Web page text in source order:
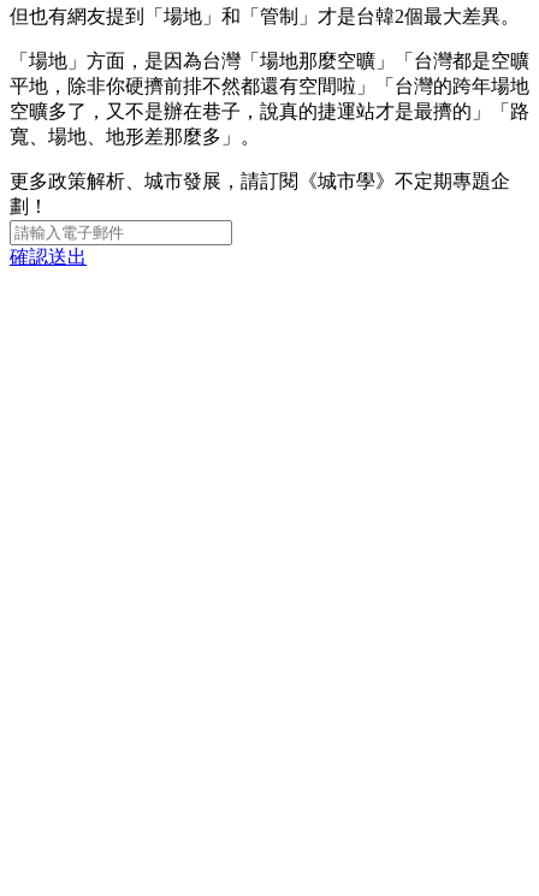
但也有網友提到「場地」和「管制」才是台韓2個最大差異。
「場地」方面，是因為台灣「場地那麼空曠」「台灣都是空曠
平地，除非你硬擠前排不然都還有空間啦」「台灣的跨年場地
空曠多了，又不是辦在巷子，說真的捷運站才是最擠的」「路
寬、場地、地形差那麼多」。
更多政策解析、城市發展，請訂閱《城市學》不定期專題企
劃！
確認送出